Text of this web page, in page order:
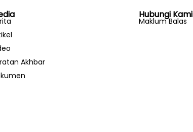
Akhbar
Hubungi Kami
Maklum Balas